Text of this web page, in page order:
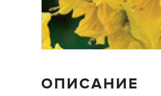
ОПИСАНИЕ